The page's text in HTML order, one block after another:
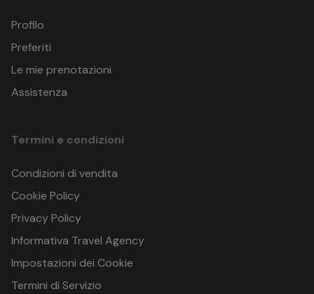
Profilo
Preferiti
Le mie prenotazioni
Assistenza
Termini e condizioni
Condizioni di vendita
Cookie Policy
Privacy Policy
Informativa Travel Agency
Impostazioni dei Cookie
Termini di Servizio